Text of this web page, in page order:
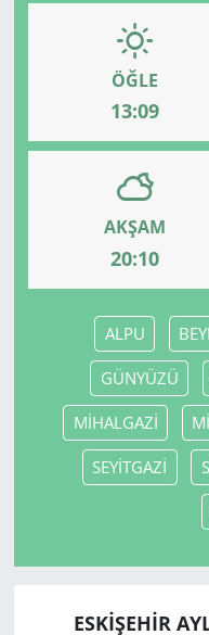
ÖĞLE
13:09
AKŞAM
20:10
ALPU
GÜNYÜZÜ
MİHALGAZİ
SEYİTGAZİ
ESKİŞEHİR